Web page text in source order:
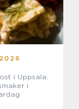
i Uppsala:
i